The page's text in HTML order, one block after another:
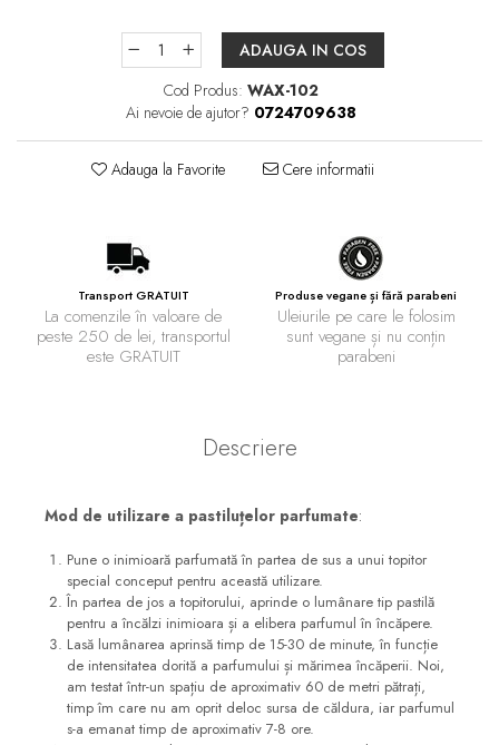
ADAUGA IN COS
Cod Produs: WAX-102
Ai nevoie de ajutor? 0724709638
Adauga la Favorite Cere informatii
Transport GRATUIT
La comenzile în valoare de
peste 250 de lei, transportul
este GRATUIT
Produse vegane și fără parabeni
Uleiurile pe care le folosim
sunt vegane și nu conțin
parabeni
Descriere
Mod de utilizare a pastiluțelor parfumate:
Pune o inimioară parfumată în partea de sus a unui topitor
special conceput pentru această utilizare.
În partea de jos a topitorului, aprinde o lumânare tip pastilă
pentru a încălzi inimioara și a elibera parfumul în încăpere.
Lasă lumânarea aprinsă timp de 15-30 de minute, în funcție
de intensitatea dorită a parfumului și mărimea încăperii. Noi,
am testat într-un spațiu de aproximativ 60 de metri pătrați,
timp îm care nu am oprit deloc sursa de căldura, iar parfumul
s-a emanat timp de aproximativ 7-8 ore.